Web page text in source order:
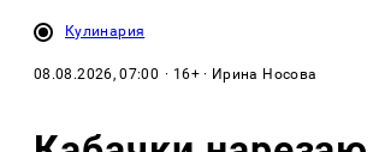
Кулинария
08.08.2026, 07:00 · 16+ · Ирина Носова